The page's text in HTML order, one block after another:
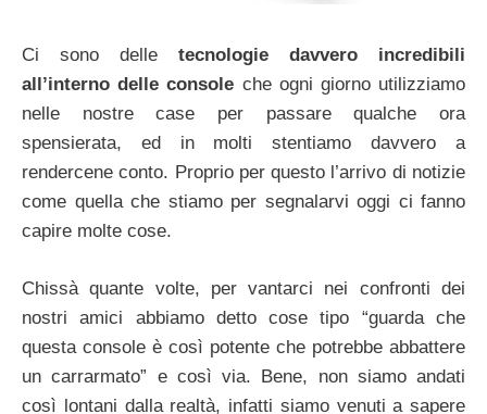
Ci sono delle tecnologie davvero incredibili
all’interno delle console che ogni giorno utilizziamo
nelle nostre case per passare qualche ora
spensierata, ed in molti stentiamo davvero a
rendercene conto. Proprio per questo l’arrivo di notizie
come quella che stiamo per segnalarvi oggi ci fanno
capire molte cose.
Chissà quante volte, per vantarci nei confronti dei
nostri amici abbiamo detto cose tipo “guarda che
questa console è così potente che potrebbe abbattere
un carrarmato” e così via. Bene, non siamo andati
così lontani dalla realtà, infatti siamo venuti a sapere